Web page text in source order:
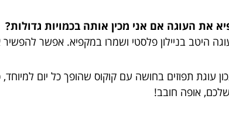
את העוגה אם אני מכין אותה בכמויות גדולות?
היטב בניילון פלסטי ושמרו במקפיא. אפשר
עוגת תפוזים בחושה עם קוקוס שהופך כל יום
אופה חובב!